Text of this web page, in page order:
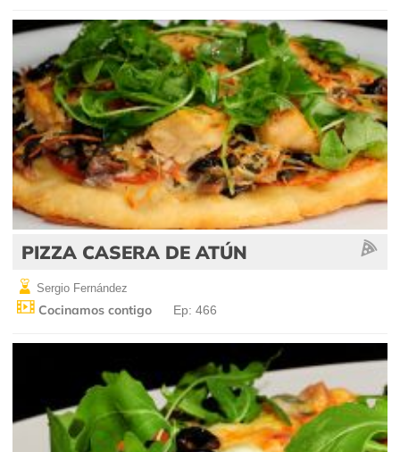
PIZZA CASERA DE ATÚN
Sergio Fernández
Cocinamos contigo Ep: 466